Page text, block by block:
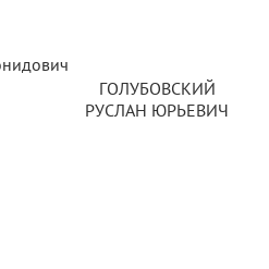
ГОЛУБОВСКИЙ
РУСЛАН ЮРЬЕВИЧ